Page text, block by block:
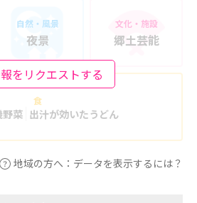
をリクエストする
自然・風景
夜景
文化・施設
郷土芸能
食
野菜 出汁が効いたうどん
地域の方へ：データを表示するには？